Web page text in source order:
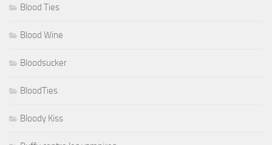
Blood Ties
Blood Wine
Bloodsucker
BloodTies
Bloody Kiss